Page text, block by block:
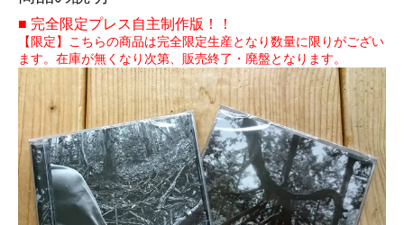
■ 完全限定プレス自主制作版！！
【限定】こちらの商品は完全限定生産となり数量に限りがござい
ます。在庫が無くなり次第、販売終了・廃盤となります。